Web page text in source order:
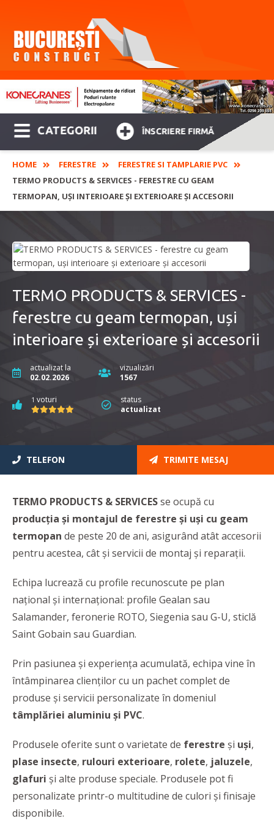
CATEGORII ÎNSCRIERE FIRMĂ
HOME FERESTRE
FERESTRE SI TAMPLARIE PVC
TERMO PRODUCTS & SERVICES - FERESTRE CU GEAM
TERMOPAN, UȘI INTERIOARE ȘI EXTERIOARE ȘI ACCESORII
TERMO PRODUCTS & SERVICES -
ferestre cu geam termopan, uși
interioare și exterioare și accesorii
actualizat la
02.02.2026
vizualizări
1567
1 voturi
status
actualizat
TELEFON TRIMITE MESAJ
TERMO PRODUCTS & SERVICESse ocupă cu
producţia şi montajul de ferestre și uși cu geam
termopan de peste 20 de ani, asigurând atât accesorii
pentru acestea, cât și servicii de montaj și reparații.
Echipa lucrează cu profile recunoscute pe plan
național și internațional: profile Gealan sau
Salamander, feronerie ROTO, Siegenia sau G-U, sticlă
Saint Gobain sau Guardian.
Prin pasiunea şi experiența acumulată, echipa vine în
întâmpinarea clienţilor cu un pachet complet de
produse și servicii personalizate în domeniul
tâmplăriei aluminiu și PVC.
Produsele oferite sunt o varietate de ferestre şi uşi,
plase insecte, rulouri exterioare, rolete, jaluzele,
glafuri şi alte produse speciale. Produsele pot fi
personalizate printr-o multitudine de culori și finisaje
disponibile.